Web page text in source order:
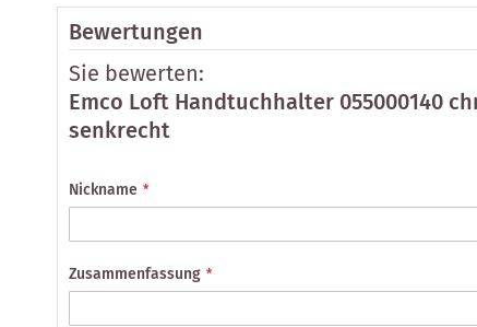
Bewertungen
Sie bewerten:
Emco Loft Handtuchhalter 055000140
senkrecht
Nickname
Zusammenfassung